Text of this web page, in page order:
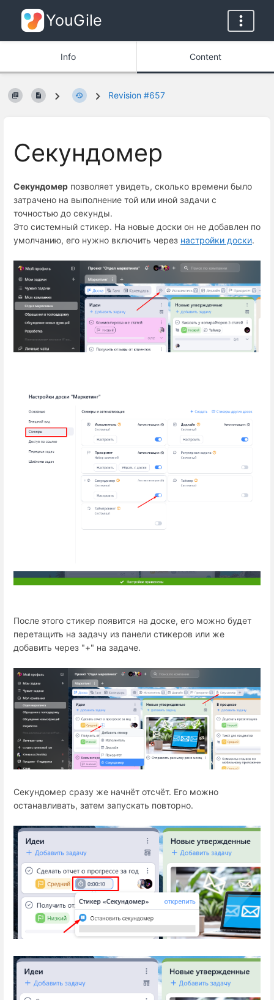
YouGile
Info Content
Revision #657
Секундомер
Секундомер позволяет увидеть, сколько времени было
затрачено на выполнение той или иной задачи с
точностью до секунды.
Это системный стикер. На новые доски он не добавлен по
умолчанию, его нужно включить через настройки доски.
После этого стикер появится на доске, его можно будет
перетащить на задачу из панели стикеров или же
добавить через "+" на задаче.
Секундомер сразу же начнёт отсчёт. Его можно
останавливать, затем запускать повторно.